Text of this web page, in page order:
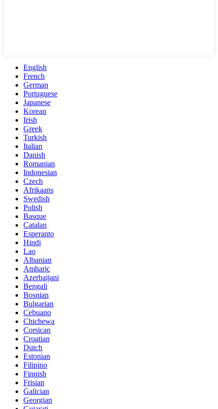
English
French
German
Portuguese
Japanese
Korean
Irish
Greek
Turkish
Italian
Danish
Romanian
Indonesian
Czech
Afrikaans
Swedish
Polish
Basque
Catalan
Esperanto
Hindi
Lao
Albanian
Amharic
Azerbaijani
Bengali
Bosnian
Bulgarian
Cebuano
Chichewa
Corsican
Croatian
Dutch
Estonian
Filipino
Finnish
Frisian
Galician
Georgian